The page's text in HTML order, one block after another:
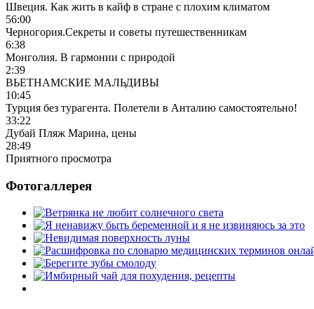
Швеция. Как жить в кайф в стране с плохим климатом
56:00
Черногория.Секреты и советы путешественникам
6:38
Монголия. В гармонии с природой
2:39
ВЬЕТНАМСКИЕ МАЛЬДИВЫ
10:45
Турция без турагента. Полетели в Анталию самостоятельно!
33:22
Дубай Пляж Марина, цены
28:49
Приятного просмотра
Фотогаллерея